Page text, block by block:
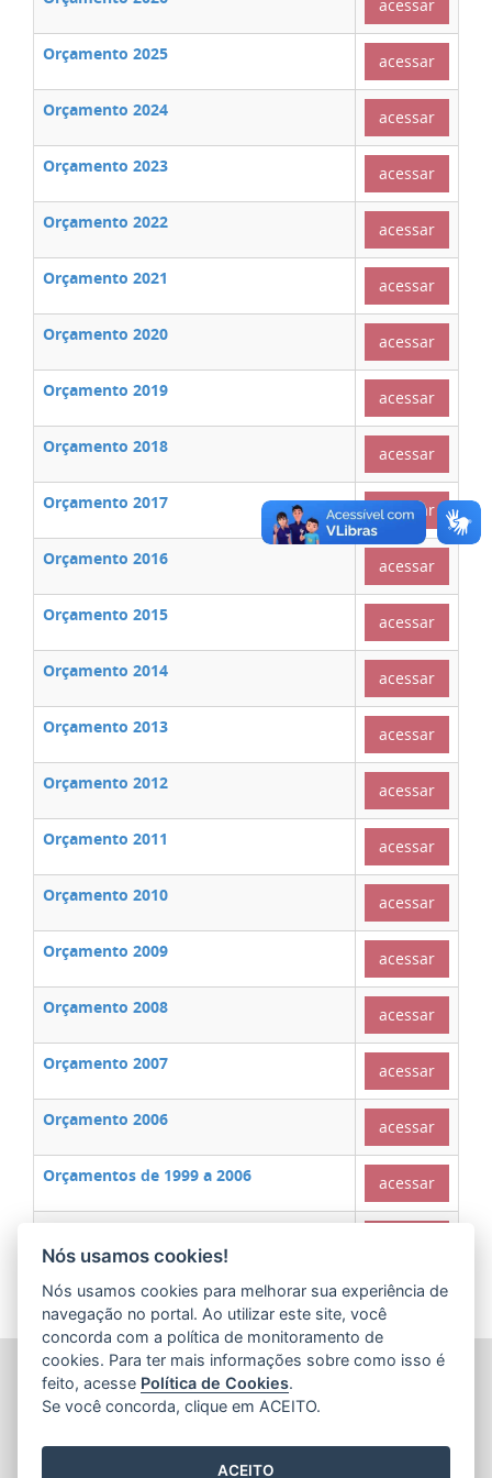
acessar
Orçamento 2025 acessar
Orçamento 2024 acessar
Orçamento 2023 acessar
Orçamento 2022 acessar
Orçamento 2021 acessar
Orçamento 2020 acessar
Orçamento 2019 acessar
Orçamento 2018 acessar
Orçamento 2017 acessar
Orçamento 2016 acessar
Orçamento 2015 acessar
Orçamento 2014 acessar
Orçamento 2013 acessar
Orçamento 2012 acessar
Orçamento 2011 acessar
Orçamento 2010 acessar
Orçamento 2009 acessar
Orçamento 2008 acessar
Orçamento 2007 acessar
Orçamento 2006 acessar
Orçamentos de 1999 a 2006 acessar
SECRETARIA DE ECONOMIA E PLANEJAMENTO (SEP)
Av.Nossa Senhora da Penha 1590, Ed.Petrovix 6º andar -
Barro Vermelho
Nós usamos cookies!
Nós usamos cookies para melhorar sua experiência de
navegação no portal. Ao utilizar este site, você
concorda com a política de monitoramento de
cookies. Para ter mais informações sobre como isso é
feito, acesse Política de Cookies.
Se você concorda, clique em ACEITO.
ACEITO